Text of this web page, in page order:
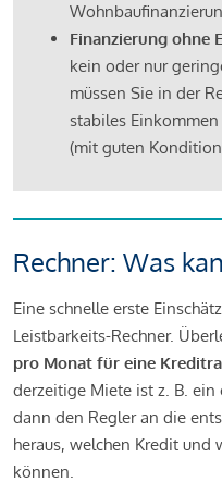
Finanzierung ohne
kein oder nur
müssen Sie in der
stabiles
(mit guten
Rechner: Was
Eine schnelle erste
Leistbarkeits-Rechner.
pro Monat für eine
derzeitige Miete ist z. B. ein
dann den Regler an die
heraus, welchen Kredit und
können.